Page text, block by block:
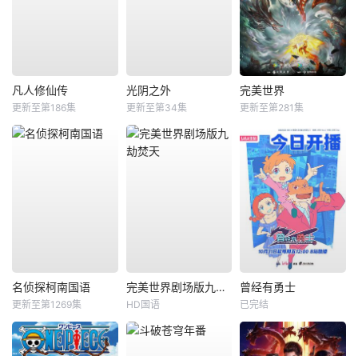
凡人修仙传
更新至第186集
光阴之外
更新至第34集
完美世界
更新至第281集
名侦探柯南国语
更新至第1269集
完美世界剧场版九劫焚天
HD国语
曾经有勇士
已完结